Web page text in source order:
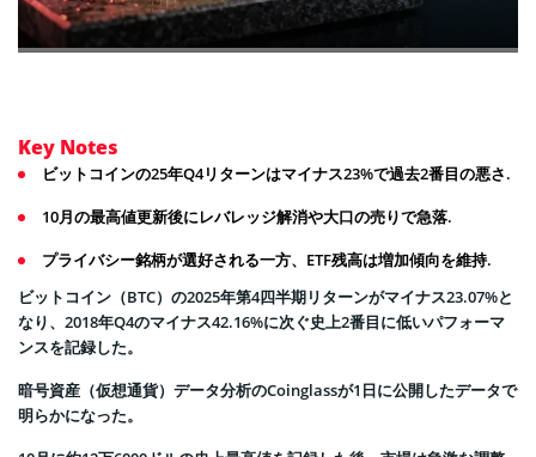
Key Notes
ビットコインの25年Q4リターンはマイナス23%で過去2番目の悪さ.
10月の最高値更新後にレバレッジ解消や大口の売りで急落.
プライバシー銘柄が選好される一方、ETF残高は増加傾向を維持.
ビットコイン（BTC）の2025年第4四半期リターンがマイナス23.07%と
なり、2018年Q4のマイナス42.16%に次ぐ史上2番目に低いパフォーマ
ンスを記録した。
暗号資産（仮想通貨）データ分析のCoinglassが1日に公開したデータで
明らかになった。